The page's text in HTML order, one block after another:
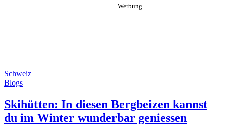
Schweiz
Blogs
Skihütten: In diesen Bergbeizen kannst
du im Winter wunderbar geniessen